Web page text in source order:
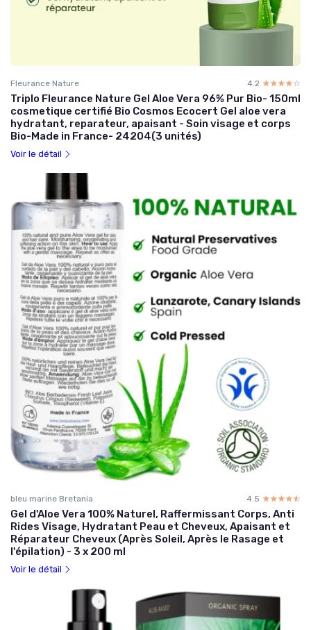
Fleurance Nature 4.2 ☆☆☆☆☆
★★★★★
Triplo Fleurance Nature Gel Aloe Vera 96% Pur Bio- 150ml
cosmetique certifié Bio Cosmos Ecocert Gel aloe vera
hydratant, reparateur, apaisant - Soin visage et corps
Bio-Made in France- 24204(3 unités)
Voir le détail
bleu marine Bretania 4.5 ☆☆☆☆☆
★★★★★
Gel d'Aloe Vera 100% Naturel, Raffermissant Corps, Anti
Rides Visage, Hydratant Peau et Cheveux, Apaisant et
Réparateur Cheveux (Après Soleil, Après le Rasage et
l'épilation) - 3 x 200 ml
Voir le détail